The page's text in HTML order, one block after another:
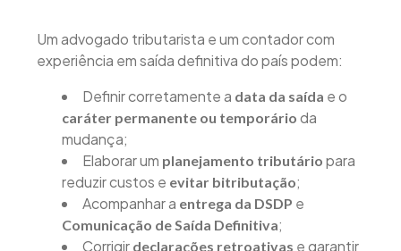
Um advogado tributarista e um contador com
experiência em saída definitiva do país podem:
Definir corretamente a data da saída e o
caráter permanente ou temporário da
mudança;
Elaborar um planejamento tributário para
reduzir custos e evitar bitributação;
Acompanhar a entrega da DSDP e
Comunicação de Saída Definitiva;
Corrigir declarações retroativas e garantir